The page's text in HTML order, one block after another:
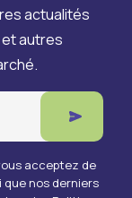
actualités
autres
acceptez de
nos derniers